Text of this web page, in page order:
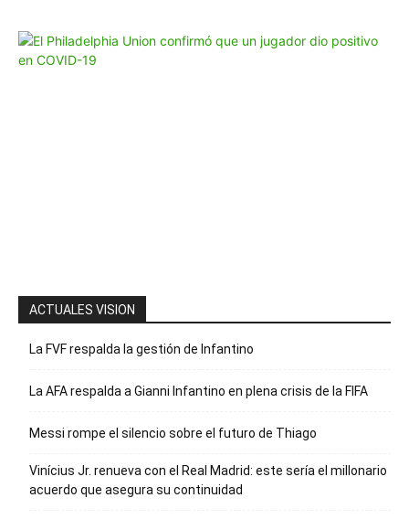
Whatsapp
ACTUALES VISION
La FVF respalda la gestión de Infantino
La AFA respalda a Gianni Infantino en plena crisis de la FIFA
Messi rompe el silencio sobre el futuro de Thiago
Vinícius Jr. renueva con el Real Madrid: este sería el millonario
acuerdo que asegura su continuidad